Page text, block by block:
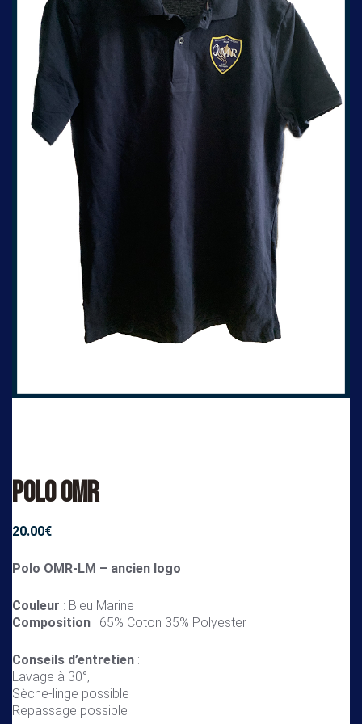
Polo OMR
20.00€
Polo OMR-LM – ancien logo
Couleur : Bleu Marine
Composition : 65% Coton 35% Polyester
Conseils d’entretien :
Lavage à 30°,
Sèche-linge possible
Repassage possible